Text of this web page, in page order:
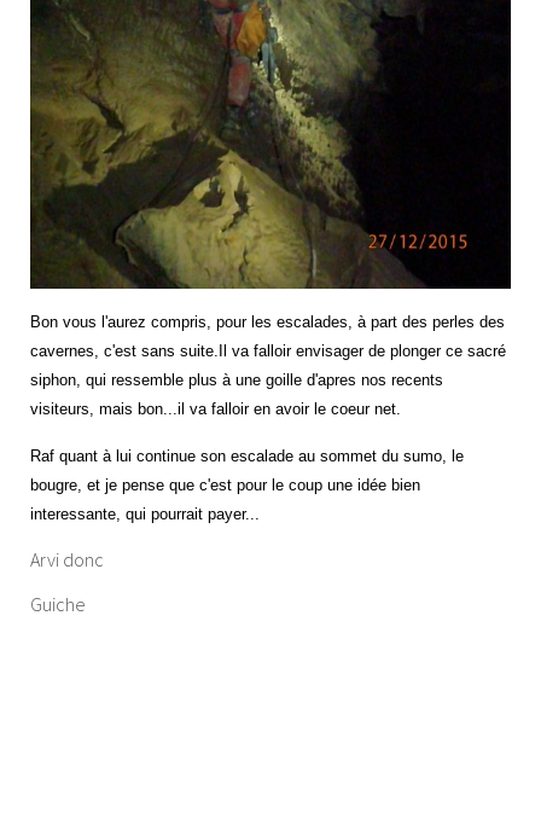
Bon vous l'aurez compris, pour les escalades, à part des perles des
cavernes, c'est sans suite.Il va falloir envisager de plonger ce sacré
siphon, qui ressemble plus à une goille d'apres nos recents
visiteurs, mais bon...il va falloir en avoir le coeur net.
Raf quant à lui continue son escalade au sommet du sumo, le
bougre, et je pense que c'est pour le coup une idée bien
interessante, qui pourrait payer...
Arvi donc
Guiche